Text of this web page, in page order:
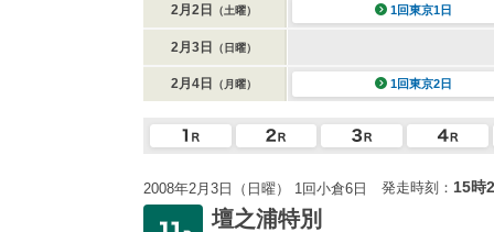
2月2日 （土曜） 1回東京1日
2月3日 （日曜）
2月4日 （月曜） 1回東京2日
2008年2月3日（日曜） 1回小倉6日 発走時刻： 15時
壇之浦特別